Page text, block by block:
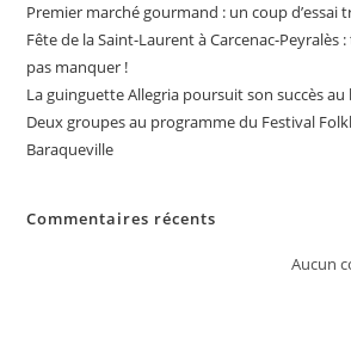
Premier marché gourmand : un coup d’essai
Fête de la Saint-Laurent à Carcenac-Peyralès
pas manquer !
La guinguette Allegria poursuit son succès
Deux groupes au programme du Festival
Baraqueville
Commentaires récents
Aucun